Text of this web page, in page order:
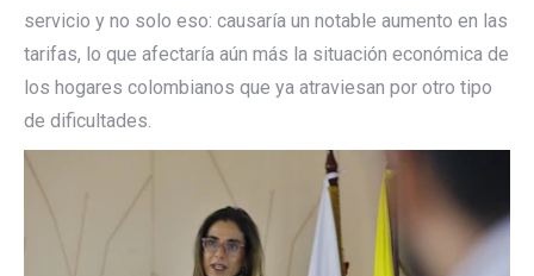
servicio y no solo eso: causaría un notable aumento en las
tarifas, lo que afectaría aún más la situación económica de
los hogares colombianos que ya atraviesan por otro tipo
de dificultades.